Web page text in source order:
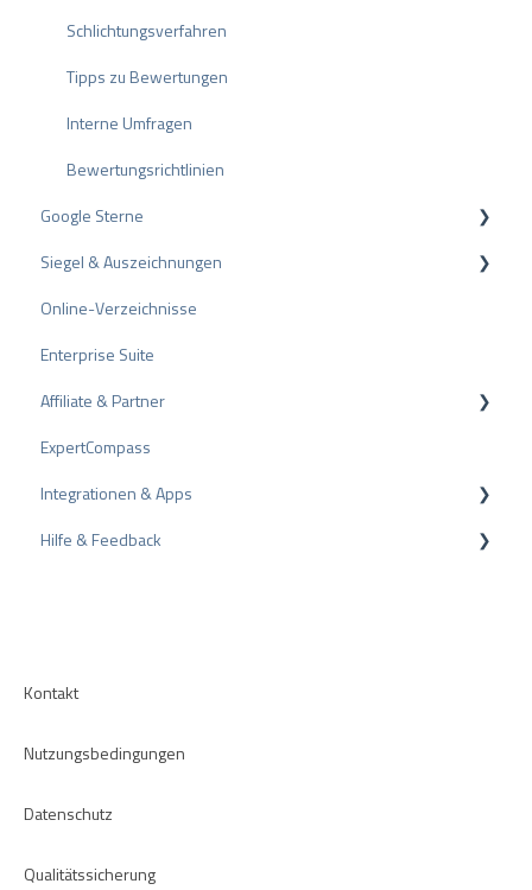
Schlichtungsverfahren
Tipps zu Bewertungen
Interne Umfragen
Bewertungsrichtlinien
Google Sterne
Rich Snippet
Siegel & Auszeichnungen
PRO Seal
Bewertungssiegel
Auszeichnungen
Online-Verzeichnisse
Enterprise Suite
Affiliate & Partner
Partnerprogramm
Empfehlung
ExpertCompass
Integrationen & Apps
CMS-Plugins
Hilfe & Feedback
Kontakt
Nutzungsbedingungen
Datenschutz
Qualitätssicherung